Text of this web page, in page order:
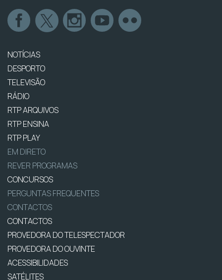
NOTÍCIAS
DESPORTO
TELEVISÃO
RÁDIO
RTP ARQUIVOS
RTP ENSINA
RTP PLAY
EM DIRETO
REVER PROGRAMAS
CONCURSOS
PERGUNTAS FREQUENTES
CONTACTOS
CONTACTOS
PROVEDORA DO TELESPECTADOR
PROVEDORA DO OUVINTE
ACESSIBILIDADES
SATÉLITES